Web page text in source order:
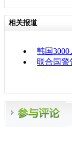
相关报道
韩国
联合国警